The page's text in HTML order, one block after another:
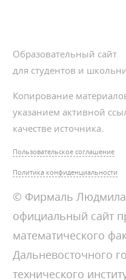
Образовательный сайт
для студентов и
Копирование
указанием активной
качестве источника.
Пользовательское соглашение
Политика конфиденциальности
© Фирмаль
официальный сайт
математического
Дальневосточного
технического